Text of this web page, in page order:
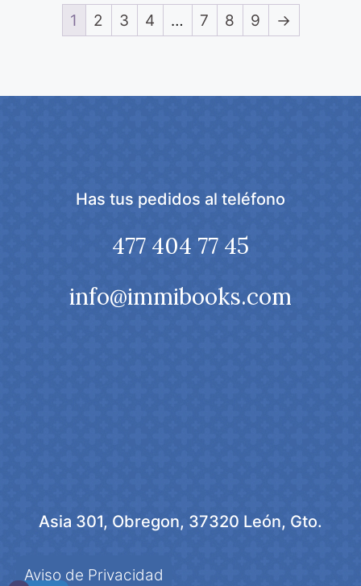
1 2 3 4 … 7 8 9 →
Has tus pedidos al teléfono
477 404 77 45
info@immibooks.com
Asia 301, Obregon, 37320 León, Gto.
Aviso de Privacidad